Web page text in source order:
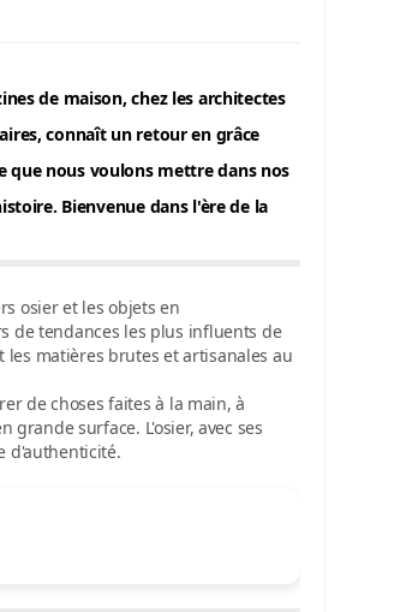
de maison, chez les architectes
connaît un retour en grâce
que nous voulons mettre dans nos
Bienvenue dans l'ère de la
osieret lesobjets en
de tendances les plus influents de
matières brutes et artisanales au
de choses faites à la main, à
surface. L'osier, avec ses
d'authenticité.